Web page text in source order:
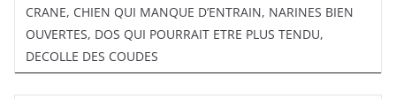
CRANE, CHIEN QUI MANQUE D’ENTRAIN, NARINES BIEN
OUVERTES, DOS QUI POURRAIT ETRE PLUS TENDU,
DECOLLE DES COUDES